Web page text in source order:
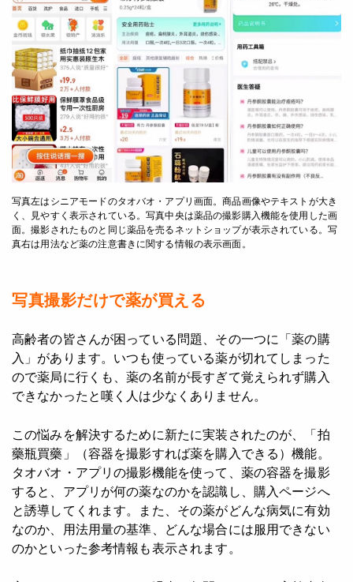
写真左はシニアモードのタオバオ・アプリ画面。商品画像やテキストが大き
く、見やすく表示されている。写真中央は薬品の撮影購入機能を使用した画
面。撮影されたものと同じ薬品を売るネットショップが表示されている。写
真右は用法など薬の注意書きに関する情報の表示画面。
写真撮影だけで薬が買える
高齢者の皆さんが困っている問題、その一つに「薬の購
入」があります。いつも使っている薬が切れてしまった
ので薬局に行くも、薬の名前が長すぎて覚えられず購入
できなかったと嘆く人は少なくありません。
この悩みを解決するために新たに実装されたのが、「拍
藥瓶買藥」（容器を撮影すれば薬を購入できる）機能。
タオバオ・アプリの撮影機能を使って、薬の容器を撮影
すると、アプリが何の薬なのかを認識し、購入ページへ
と誘導してくれます。また、その薬がどんな病気に有効
なのか、用法用量の基準、どんな場合には服用できない
のかといった参考情報も表示されます。